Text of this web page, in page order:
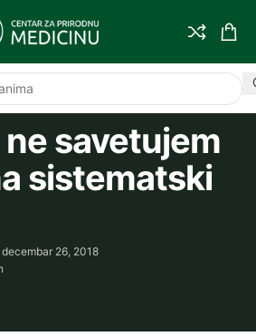
savetujem
sistematski
decembar 26, 2018